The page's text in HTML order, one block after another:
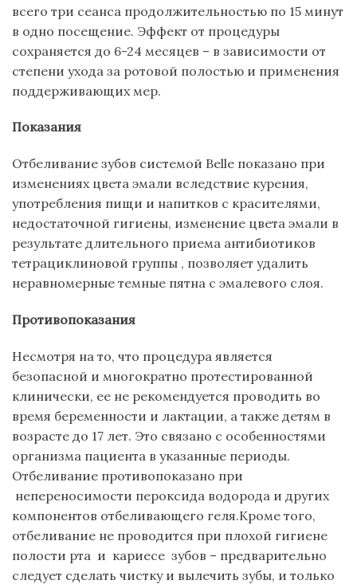
всего три сеанса продолжительностью по 15 минут
в одно посещение. Эффект от процедуры
сохраняется до 6-24 месяцев – в зависимости от
степени ухода за ротовой полостью и применения
поддерживающих мер.
Показания
Отбеливание зубов системой Belle показано при
изменениях цвета эмали вследствие курения,
употребления пищи и напитков с красителями,
недостаточной гигиены, изменение цвета эмали в
результате длительного приема антибиотиков
тетрациклиновой группы , позволяет удалить
неравномерные темные пятна с эмалевого слоя.
Противопоказания
Несмотря на то, что процедура является
безопасной и многократно протестированной
клинически, ее не рекомендуется проводить во
время беременности и лактации, а также детям в
возрасте до 17 лет. Это связано с особенностями
организма пациента в указанные периоды.
Отбеливание противопоказано при
непереносимости пероксида водорода и других
компонентов отбеливающего геля.Кроме того,
отбеливание не проводится при плохой гигиене
полости рта и кариесе зубов – предварительно
следует сделать чистку и вылечить зубы, и только